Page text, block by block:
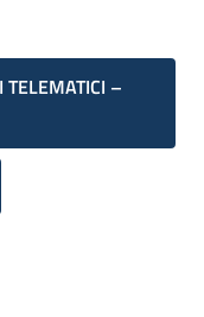
TELEMATICI –